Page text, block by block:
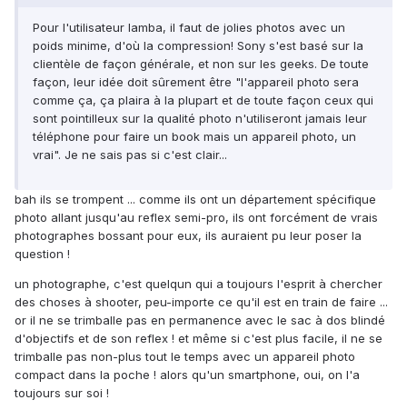
Pour l'utilisateur lamba, il faut de jolies photos avec un
poids minime, d'où la compression! Sony s'est basé sur la
clientèle de façon générale, et non sur les geeks. De toute
façon, leur idée doit sûrement être "l'appareil photo sera
comme ça, ça plaira à la plupart et de toute façon ceux qui
sont pointilleux sur la qualité photo n'utiliseront jamais leur
téléphone pour faire un book mais un appareil photo, un
vrai". Je ne sais pas si c'est clair...
bah ils se trompent ... comme ils ont un département spécifique
photo allant jusqu'au reflex semi-pro, ils ont forcément de vrais
photographes bossant pour eux, ils auraient pu leur poser la
question !
un photographe, c'est quelqun qui a toujours l'esprit à chercher
des choses à shooter, peu-importe ce qu'il est en train de faire ...
or il ne se trimballe pas en permanence avec le sac à dos blindé
d'objectifs et de son reflex ! et même si c'est plus facile, il ne se
trimballe pas non-plus tout le temps avec un appareil photo
compact dans la poche ! alors qu'un smartphone, oui, on l'a
toujours sur soi !